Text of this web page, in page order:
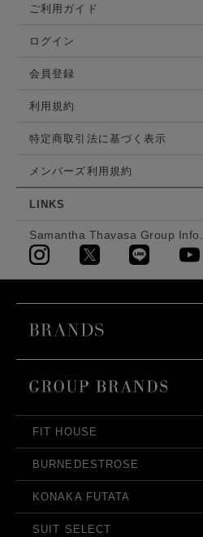
ご利用ガイド
ログイン
会員登録
利用規約
特定商取引法に基づく表示
メンバーズ利用規約
LINKS
Samantha Thavasa Group Info.
FIT HOUSE
BURNEDESTROSE
KONAKA FUTATA
SUIT SELECT